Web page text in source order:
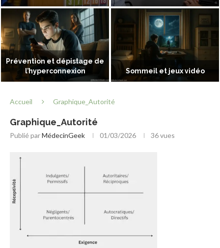
Prévention et dépistage de
l’hyperconnexion
Sommeil et jeux vidéo
Accueil Graphique_Autorité
Graphique_Autorité
Publié parMédecinGeek 01/03/2026 36vues